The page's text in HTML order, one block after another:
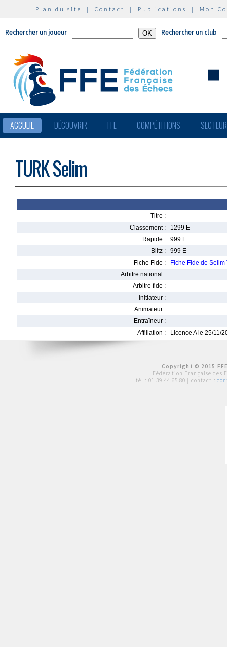
Plan du site | Contact | Publications | Mon
Rechercher un joueur Rechercher un club
ACCUEIL DÉCOUVRIR FFE COMPÉTITIONS
TURK Selim
Titre :
Classement :
1299 E
Rapide :
999 E
Blitz :
999 E
Fiche Fide :
Fiche Fide de Selim
Arbitre national :
Arbitre fide :
Initiateur :
Animateur :
Entraîneur :
Affiliation :
Licence A le 25/11/
Copyright © 2015
Fédération Française des
tél : 01 39 44 65 80 | contact :